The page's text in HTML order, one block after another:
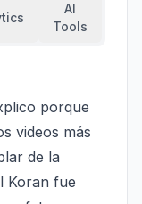
AI
Tools
videos más
de la
Koran fue